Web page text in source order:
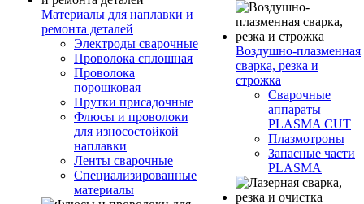
Материалы для наплавки и
ремонта деталей
Электроды сварочные
Проволока сплошная
Проволока
порошковая
Прутки присадочные
Флюсы и проволоки
для износостойкой
наплавки
Ленты сварочные
Специализированные
материалы
Воздушно-плазменная
сварка, резка и
строжка
Сварочные
аппараты
PLASMA CUT
Плазмотроны
Запасные части
PLASMA